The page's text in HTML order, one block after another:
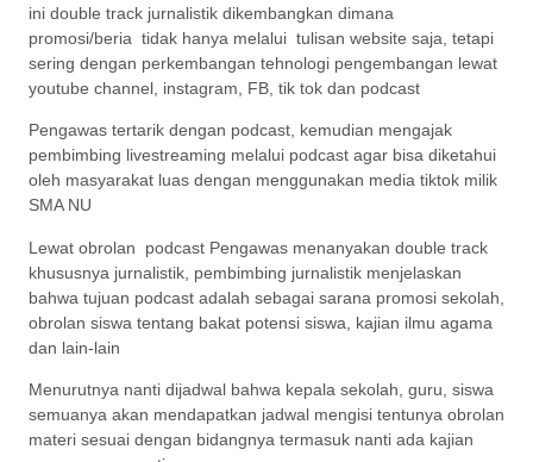
ini double track jurnalistik dikembangkan dimana
promosi/beria tidak hanya melalui tulisan website saja, tetapi
sering dengan perkembangan tehnologi pengembangan lewat
youtube channel, instagram, FB, tik tok dan podcast
Pengawas tertarik dengan podcast, kemudian mengajak
pembimbing livestreaming melalui podcast agar bisa diketahui
oleh masyarakat luas dengan menggunakan media tiktok milik
SMA NU
Lewat obrolan podcast Pengawas menanyakan double track
khususnya jurnalistik, pembimbing jurnalistik menjelaskan
bahwa tujuan podcast adalah sebagai sarana promosi sekolah,
obrolan siswa tentang bakat potensi siswa, kajian ilmu agama
dan lain-lain
Menurutnya nanti dijadwal bahwa kepala sekolah, guru, siswa
semuanya akan mendapatkan jadwal mengisi tentunya obrolan
materi sesuai dengan bidangnya termasuk nanti ada kajian